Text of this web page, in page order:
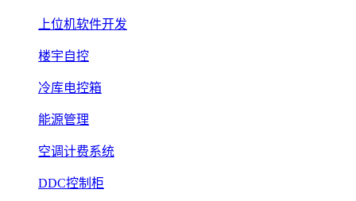
上位机软件开发
楼宇自控
冷库电控箱
能源管理
空调计费系统
DDC控制柜